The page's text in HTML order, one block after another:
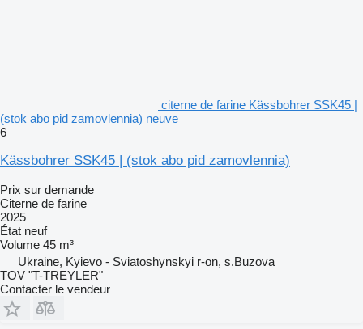
citerne de farine Kässbohrer SSK45 |
(stok abo pid zamovlennia) neuve
6
Kässbohrer SSK45 | (stok abo pid zamovlennia)
Prix sur demande
Citerne de farine
2025
État neuf
Volume 45 m³
Ukraine, Kyievo - Sviatoshynskyi r-on, s.Buzova
TOV "T-TREYLER"
Contacter le vendeur